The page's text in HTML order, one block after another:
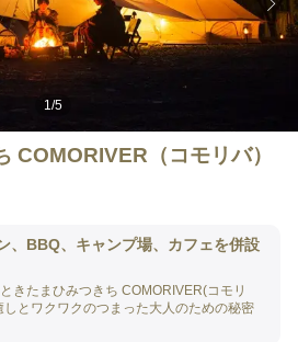
1/5
COMORIVER（コモリバ）
、BBQ、キャンプ場、カフェを併設
きたまひみつきち COMORIVER(コモリ
とワクワクのつまった大人のための秘密